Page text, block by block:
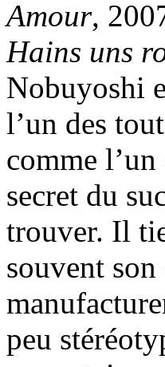
Amour,
Hains uns
Nobuyoshi
l’un des
comme
secret du
trouver. Il
souvent
peu